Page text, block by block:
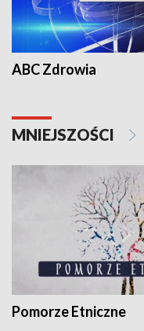
ABC Zdrowia
MNIEJSZOŚCI
Pomorze Etniczne